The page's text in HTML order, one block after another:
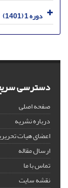
دوره 1 (1401)
دسترسی
صفحه اصلی
درباره نشریه
اعضای هیات
ارسال مقاله
تماس با ما
نقشه سایت